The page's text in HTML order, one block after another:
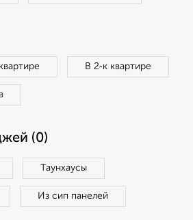
В 2‑к квартире
(0)
Таунхаусы
Из сип панелей